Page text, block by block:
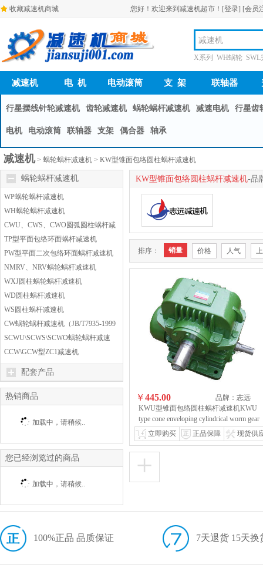
收藏减速机商城 您好！欢迎来到减速机超市！ [登录] [会员
X系列 WH蜗轮 SWL
减速机 电 机 电动滚筒 支 架 联轴器
行星摆线针轮减速机 齿轮减速机 蜗轮蜗杆减速机 减速电机 行星齿
电机 电动滚筒 联轴器 支架 偶合器 轴承
减速机> 蜗轮蜗杆减速机 > KW型锥面包络圆柱蜗杆减速机
KW型锥面包络圆柱蜗杆减速机-品
排序： 销量 价格 人气
￥445.00
品牌：志远
KWU型锥面包络圆柱蜗杆减速机KWU
type cone enveloping cylindrical worm gear
reducer专业制造销售蜗轮蜗杆减速机的
航者!
立即购买 正品保障 现货供
+
蜗轮蜗杆减速机
WP蜗轮蜗杆减速机
WH蜗轮蜗杆减速机
CWU、CWS、CWO圆弧圆柱蜗杆减
速机(Q/32080/JA009-2002)
TP型平面包络环面蜗杆减速机
PW型平面二次包络环面蜗杆减速机
NMRV、NRV蜗轮蜗杆减速机
WXJ圆柱蜗轮蜗杆减速机
WD圆柱蜗杆减速机
WS圆柱蜗杆减速机
CW蜗轮蜗杆减速机（JB/T7935-1999
标准）
SCWU\SCWS\SCWO蜗轮蜗杆减速
机
CCW\GCW型ZC1减速机
配套产品
热销商品
加载中，请稍候..
您已经浏览过的商品
加载中，请稍候..
100%正品 品质保证 7天退货 15天换